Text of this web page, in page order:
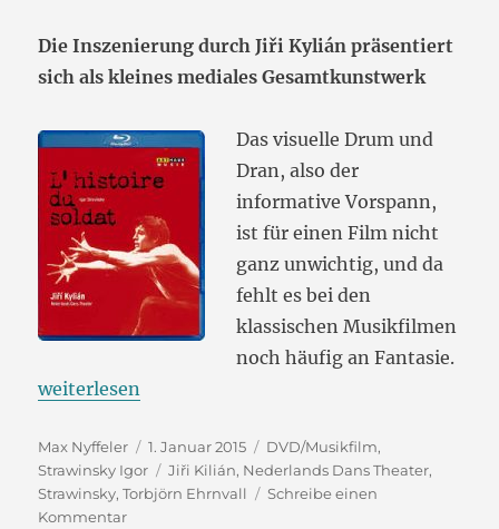
Die Inszenierung durch Jiři Kylián präsentiert
sich als kleines mediales Gesamtkunstwerk
Das visuelle Drum und
Dran, also der
informative Vorspann,
ist für einen Film nicht
ganz unwichtig, und da
fehlt es bei den
klassischen Musikfilmen
noch häufig an Fantasie.
„Strawinskys „Geschichte vom Soldaten“, getanzt“
weiterlesen
Autor
Max Nyffeler
Veröffentlicht
am
1. Januar 2015 Kategorien
DVD/Musikfilm,
Strawinsky Igor
Schlagwörter
Jiři Kilián, Nederlands Dans Theater,
Strawinsky,Torbjörn Ehrnvall
Schreibe einen
Kommentarzu